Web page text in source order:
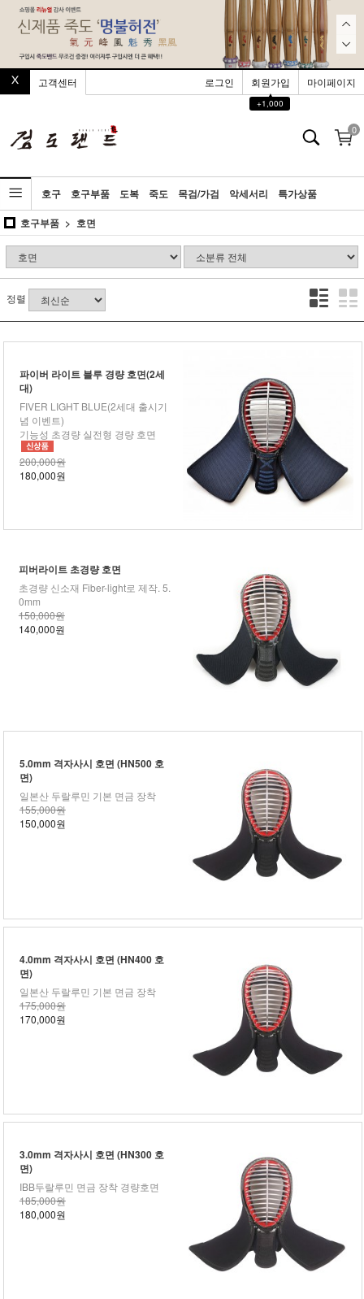
고객센터 로그인 회원가입
▲
+1,000
마이페이지
0
호구 호구부품 도복 죽도 목검/가검 악세서리
특가상품
호구부품
호면
정렬
파이버 라이트 블루 경량 호면(2세
대)
FIVER LIGHT BLUE(2세대 출시기
념 이벤트)
기능성 초경량 실전형 경량 호면
200,000원
180,000원
피버라이트 초경량 호면
초경량 신소재 Fiber-light로 제작. 5.
0mm
150,000원
140,000원
5.0mm 격자사시 호면 (HN500 호
면)
일본산 두랄루민 기본 면금 장착
155,000원
150,000원
4.0mm 격자사시 호면 (HN400 호
면)
일본산 두랄루민 기본 면금 장착
175,000원
170,000원
3.0mm 격자사시 호면 (HN300 호
면)
IBB두랄루민 면금 장착 경량호면
185,000원
180,000원